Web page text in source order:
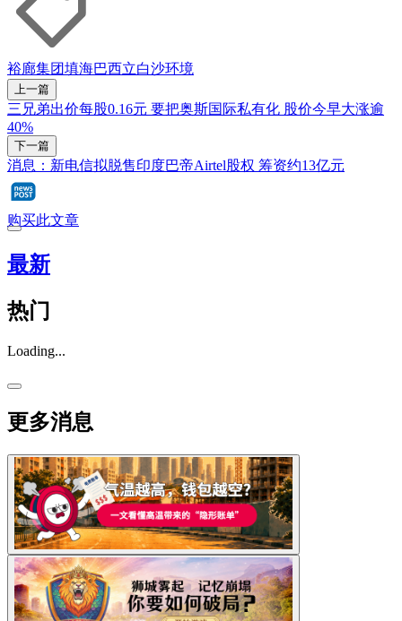
裕廊集团填海巴西立白沙环境
上一篇
三兄弟出价每股0.16元 要把奥斯国际私有化 股价今早大涨逾
40%
下一篇
消息：新电信拟脱售印度巴帝Airtel股权 筹资约13亿元
购买此文章
最新
热门
Loading...
更多消息